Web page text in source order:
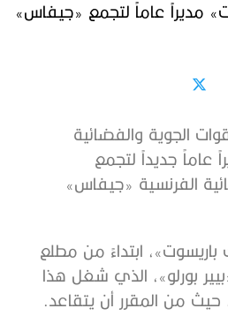
مديراً عاماً لتجمع «جيفاس»
الجوية والفضائية
عاماً جديداً لتجمع
الفرنسية «جيفاس»
باريسوت»، ابتداءً من مطلع
محل «بيير بورلو»، الذي شغل هذا